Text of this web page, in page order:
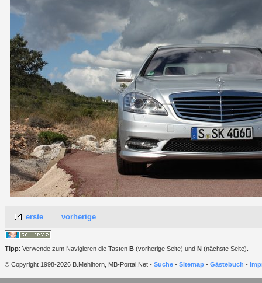
erste vorherige
Tipp: Verwende zum Navigieren die Tasten B (vorherige Seite) und N (nächste Seite).
© Copyright 1998-2026 B.Mehlhorn, MB-Portal.Net - Suche - Sitemap - Gästebuch -